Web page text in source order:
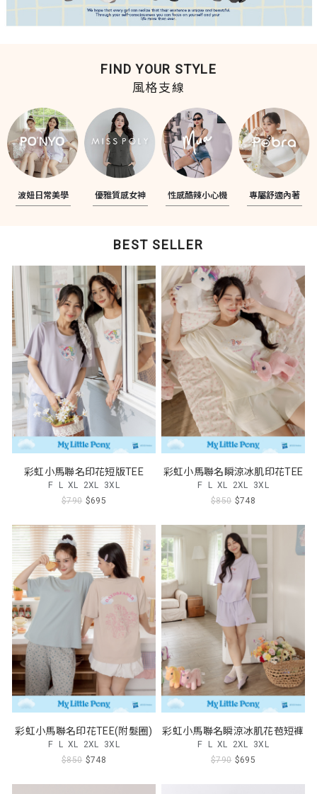
FIND YOUR STYLE
風格支線
波妞日常美學 優雅質感女神 性感酷辣小心機 專屬舒適內著
BEST SELLER
彩虹小馬聯名印花短版TEE
F L XL 2XL 3XL
$790 $695
彩虹小馬聯名瞬涼冰肌印花TEE
F L XL 2XL 3XL
$850 $748
彩虹小馬聯名印花TEE(附髮圈)
F L XL 2XL 3XL
$850 $748
彩虹小馬聯名瞬涼冰肌花苞短褲
F L XL 2XL 3XL
$790 $695